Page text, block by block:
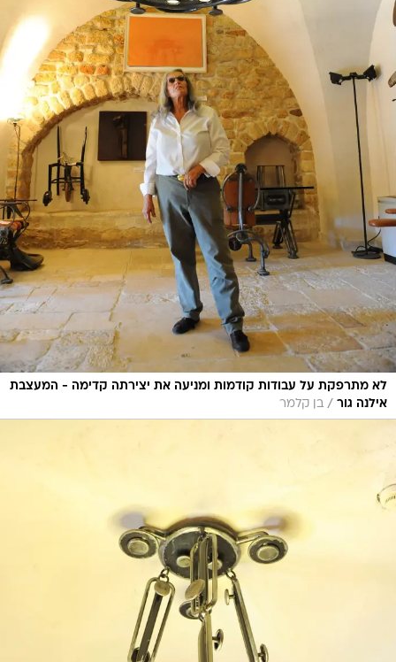
לא מתרפקת על עבודות קודמות ומניעה את יצירתה קדימה - המעצבת
אילנה גור / בן קלמר